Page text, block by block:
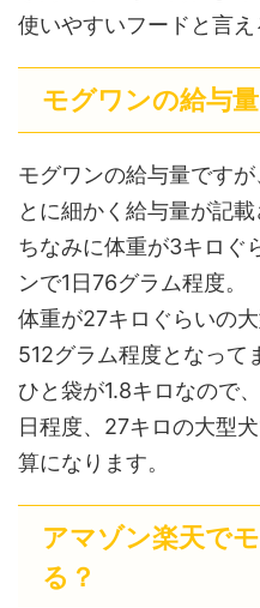
使いやすいフードと言え
モグワンの給与量
モグワンの給与量です
とに細かく給与量が記載
ちなみに体重が3キロぐ
ンで1日76グラム程度。
体重が27キロぐらいの
512グラム程度となって
ひと袋が1.8キロなので
日程度、27キロの大型
算になります。
アマゾン楽天で
る？